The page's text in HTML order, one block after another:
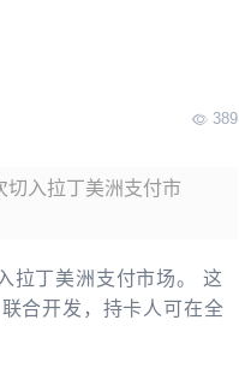
389
切入拉丁美洲支付市
拉丁美洲支付市场。 这
合开发，持卡人可在全